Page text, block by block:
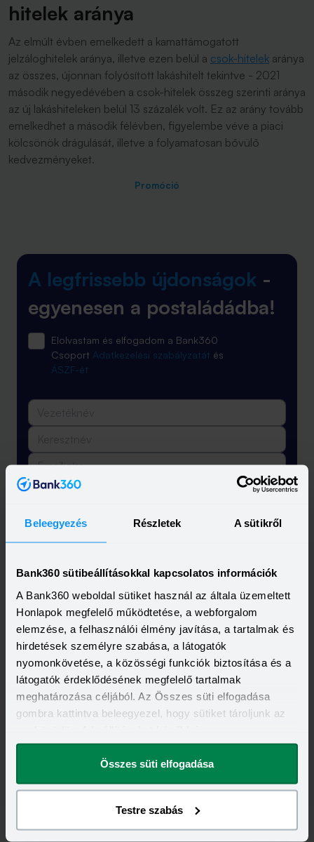
Beleegyezés Részletek A sütikről
Bank360 sütibeállításokkal kapcsolatos információk
A Bank360 weboldal sütiket használ az általa üzemeltett
Honlapok megfelelő működtetése, a webforgalom
elemzése, a felhasználói élmény javítása, a tartalmak és
hirdetések személyre szabása, a látogatók
nyomonkövetése, a közösségi funkciók biztosítása és a
látogatók érdeklődésének megfelelő tartalmak
meghatározása céljából. Az Összes süti elfogadása
gombra kattintva beleegyezel, hogy sütiket tároljunk az
megváltoztathatod.
Összes süti elfogadása
Testre szabás
hitelek aránya
Az elmúlt évben emelkedett a kamattámogatott
jelzáloghitelek aránya, illetve ezen belül a csok-hitelek aránya
az összes, újonnan folyósított lakáshitelt tekintve - 2021
második negyedévében a csok-hitelek összeg szerinti aránya
az új lakáshiteleken belül 13 százalék volt. Ez az arány tovább
emelkedhet a második félévben, figyelembe véve a piaci
kölcsönök drágulását, illetve a folyamatosan bővülő
kedvezményeket.
Promóció
A legfrissebb újdonságok -
egyenesen a postaládádba!
Elolvastam és elfogadom a Bank360
Csoport Adatkezelési szabályzatát és
ÁSZF-ét